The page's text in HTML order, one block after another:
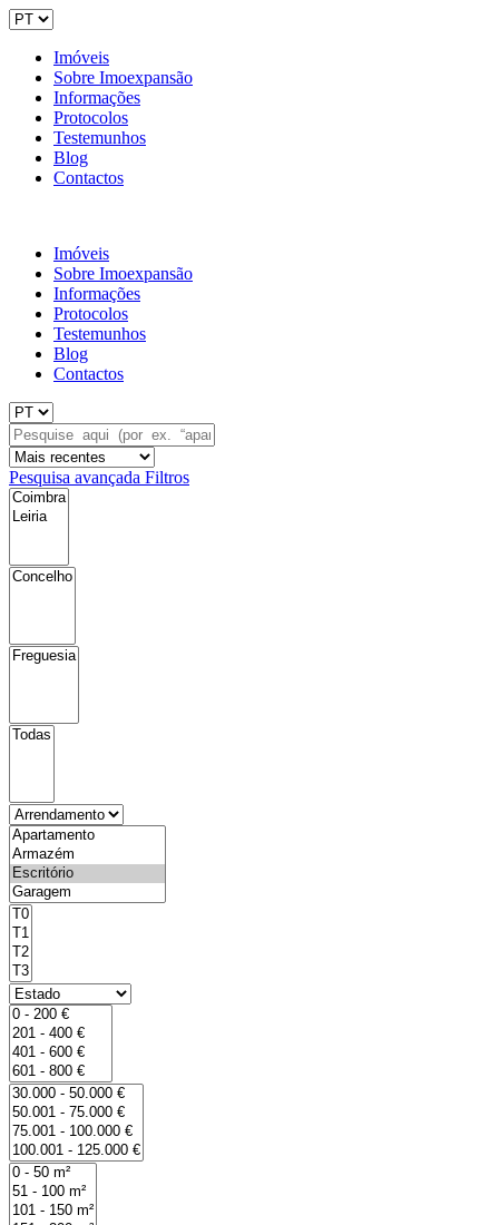
Imóveis
Sobre Imoexpansão
Informações
Protocolos
Testemunhos
Blog
Contactos
Imóveis
Sobre Imoexpansão
Informações
Protocolos
Testemunhos
Blog
Contactos
Pesquisa avançada Filtros